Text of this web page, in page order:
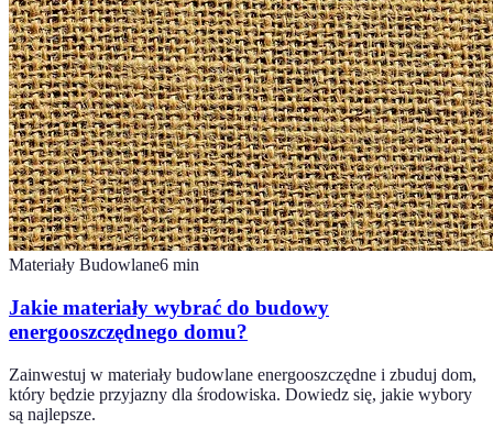
Materiały Budowlane6 min
Jakie materiały wybrać do budowy
energooszczędnego domu?
Zainwestuj w materiały budowlane energooszczędne i zbuduj dom,
który będzie przyjazny dla środowiska. Dowiedz się, jakie wybory
są najlepsze.